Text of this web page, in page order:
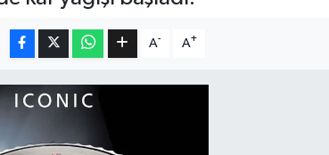
A- A+